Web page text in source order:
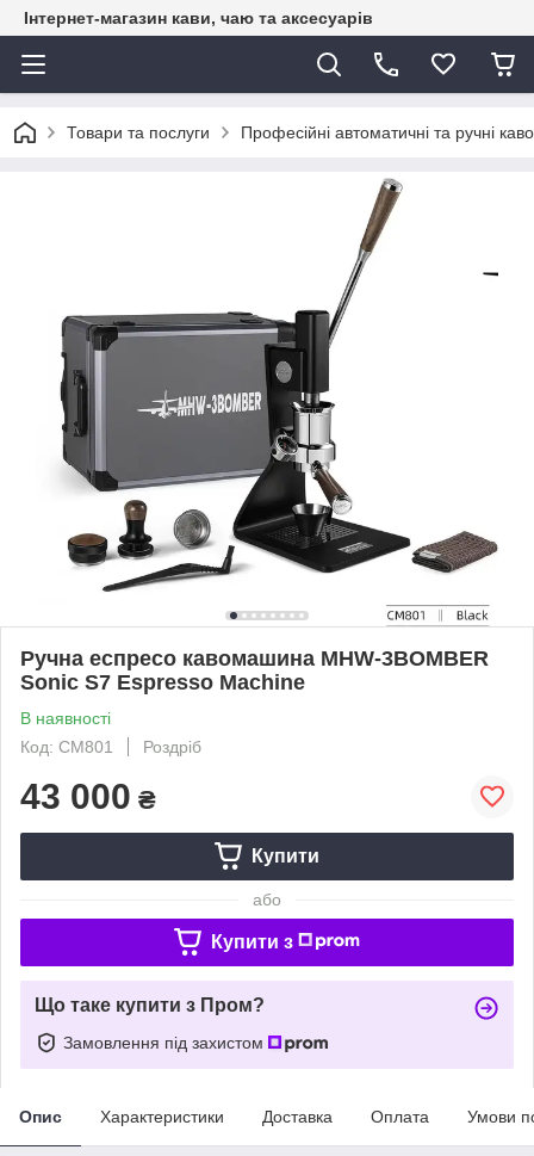
Інтернет-магазин кави, чаю та аксесуарів
Товари та послуги Професійні автоматичні та ручні
Ручна еспресо кавомашина MHW-3BOMBER
Sonic S7 Espresso Machine
В наявності
Код: CM801
Роздріб
43 000 ₴
Купити
або
Купити з
Що таке купити з Пром?
Замовлення під захистом
Опис Характеристики Доставка Оплата Умови